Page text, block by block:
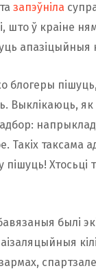
запэўніла
што ў краіне
апазіцыйныя
блогеры
Выклікаюць, як
Такіх таксама
Хтосьці
былі